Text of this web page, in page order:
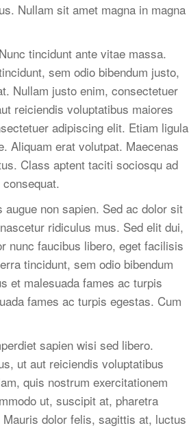
Nullam sit amet magna in magna
tincidunt ante vitae massa.
sem odio bibendum justo,
Nullam justo enim, consectetuer
reiciendis voluptatibus maiores
adipiscing elit. Etiam ligula
Aliquam erat volutpat. Maecenas
Class aptent taciti sociosqu ad
non sapien. Sed ac dolor sit
ridiculus mus. Sed elit dui,
nunc faucibus libero, eget facilisis
tincidunt, sem odio bibendum
et malesuada fames ac turpis
fames ac turpis egestas. Cum
sapien wisi sed libero.
ut aut reiciendis voluptatibus
quis nostrum exercitationem
ut, suscipit at, pharetra
dolor felis, sagittis at, luctus